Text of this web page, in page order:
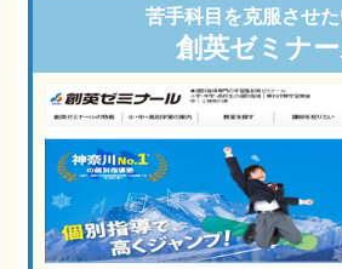
苦手科目を克服させ
創英ゼミナ